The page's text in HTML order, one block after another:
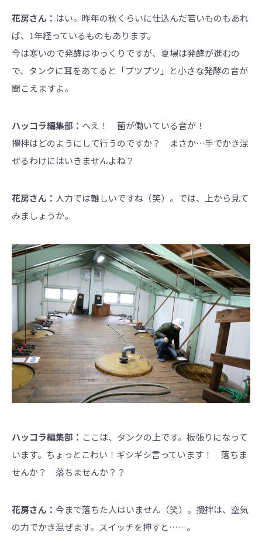
花房さん： はい。昨年の秋くらいに仕込んだ若いものもあれ
ば、1年経っているものもあります。
今は寒いので発酵はゆっくりですが、夏場は発酵が進むの
で、タンクに耳をあてると「プツプツ」と小さな発酵の音が
聞こえますよ。
ハッコラ編集部： へえ！ 菌が働いている音が！
攪拌はどのようにして行うのですか？ まさか…手でかき混
ぜるわけにはいきませんよね？
花房さん： 人力では難しいですね（笑）。では、上から見て
みましょうか。
ハッコラ編集部： ここは、タンクの上です。板張りになって
います。ちょっとこわい！ギシギシ言っています！ 落ちま
せんか？ 落ちませんか？？
花房さん： 今まで落ちた人はいません（笑）。攪拌は、空気
の力でかき混ぜます。スイッチを押すと……。